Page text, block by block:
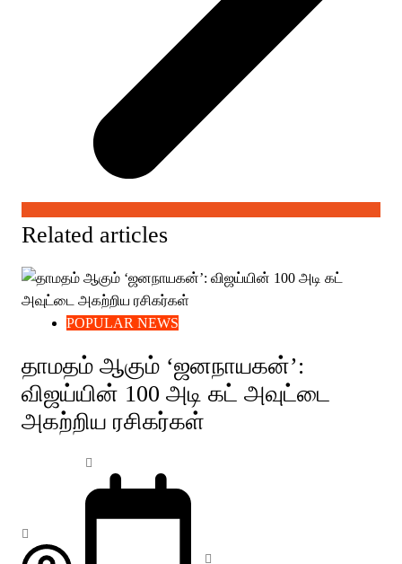
Related articles
POPULAR NEWS
தாமதம் ஆகும் ‘ஜனநாயகன்’:
விஜய்யின் 100 அடி கட் அவுட்டை
அகற்றிய ரசிகர்கள்